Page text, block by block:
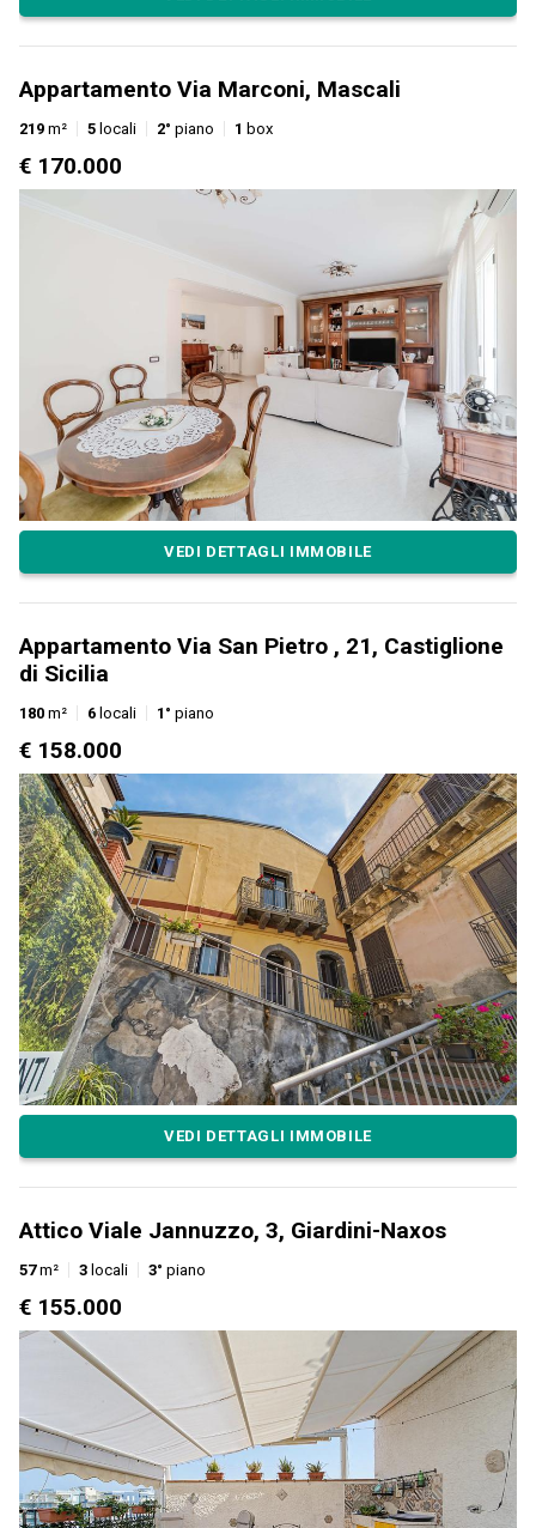
Appartamento Via Marconi, Mascali
219 m² 5 locali 2° piano 1 box
€ 170.000
VEDI DETTAGLI IMMOBILE
Appartamento Via San Pietro , 21, Castiglione
di Sicilia
180 m² 6 locali 1° piano
€ 158.000
VEDI DETTAGLI IMMOBILE
Attico Viale Jannuzzo, 3, Giardini-Naxos
57m² 3 locali 3° piano
€ 155.000